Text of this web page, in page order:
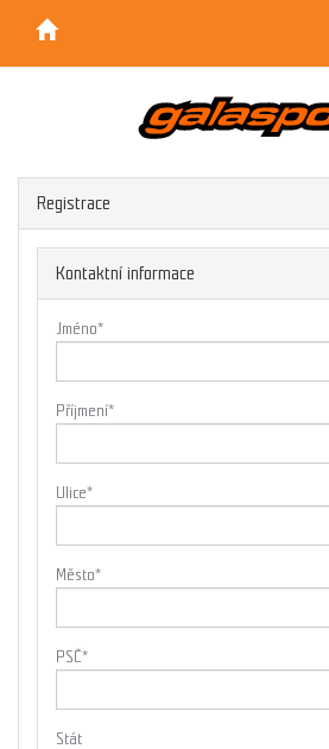
Registrace
Kontaktní informace
Jméno*
Příjmení*
Ulice*
Město*
PSČ*
Stát